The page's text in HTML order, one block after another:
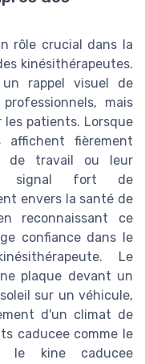
rôle crucial dans la
kinésithérapeutes.
rappel visuel de
mais
les patients. Lorsque
affichent fièrement
de travail ou leur
signal fort de
envers la santé de
reconnaissant ce
confiance dans le
Le
plaque devant un
sur un véhicule,
d'un climat de
caducee comme le
le kine caducee